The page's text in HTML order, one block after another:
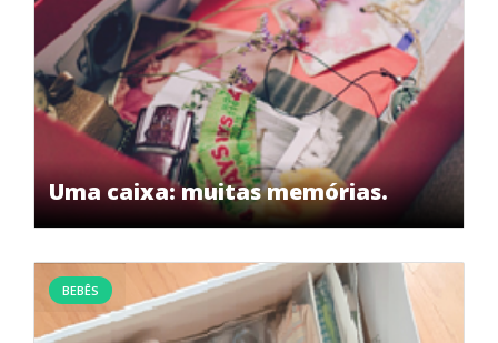
Uma caixa: muitas memórias.
BEBÊS